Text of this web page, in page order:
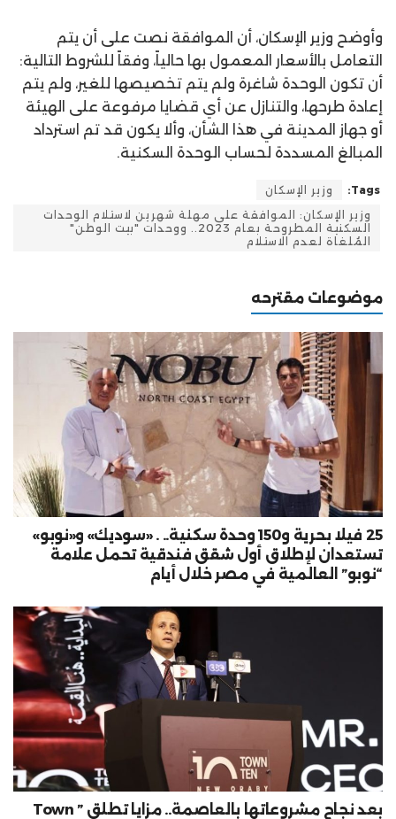
وأوضح وزير الإسكان، أن الموافقة نصت على أن يتم
التعامل بالأسعار المعمول بها حالياً، وفقاً للشروط التالية:
أن تكون الوحدة شاغرة ولم يتم تخصيصها للغير، ولم يتم
إعادة طرحها، والتنازل عن أي قضايا مرفوعة على الهيئة
أو جهاز المدينة في هذا الشأن، وألا يكون قد تم استرداد
المبالغ المسددة لحساب الوحدة السكنية.
Tags:
وزير الإسكان
وزير الإسكان: الموافقة على مهلة شهرين لاستلام الوحدات
السكنية المطروحة بعام 2023.. ووحدات "بيت الوطن"
المُلغاة لعدم الاستلام
موضوعات مقترحه
25 فيلا بحرية و150 وحدة سكنية.. . «سوديك» و«نوبو»
تستعدان لإطلاق أول شقق فندقية تحمل علامة
“نوبو” العالمية في مصر خلال أيام
بعد نجاح مشروعاتها بالعاصمة.. مزايا تطلق ” Town